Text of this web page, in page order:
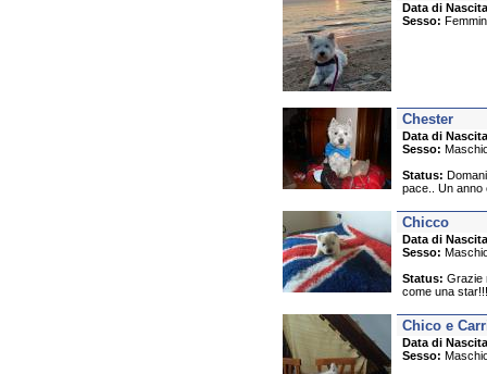
Data di
Sesso:
Chester
Data di
Sesso:
Status:
pace.. Un anno
Chicco
Data di
Sesso:
Status: Grazie
come una
Chico e
Data di
Sesso: